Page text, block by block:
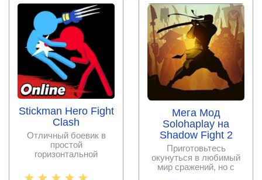
Stickman Hero Fight
Clash
Отличный боевик в
простой
горизонтальной
графическом
Мега Мод
Solohaplay на
Shadow Fight 2
Приготовьтесь
окунуться в любимый
мир сражений, но с